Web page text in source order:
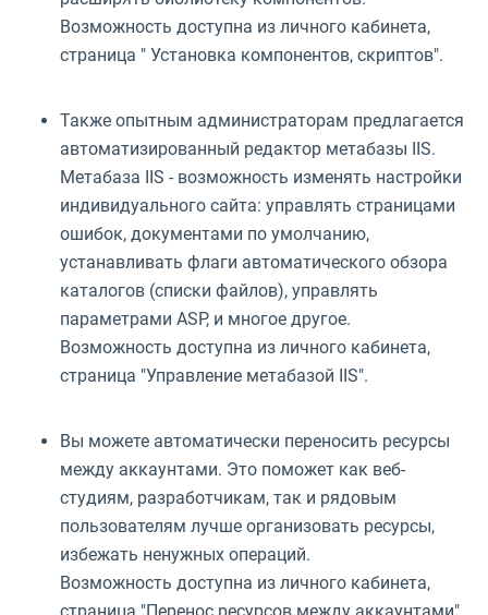
Возможность доступна из личного кабинета,
страница " Установка компонентов, скриптов".
Также опытным администраторам предлагается
автоматизированный редактор метабазы IIS.
Метабаза IIS - возможность изменять настройки
индивидуального сайта: управлять страницами
ошибок, документами по умолчанию,
устанавливать флаги автоматического обзора
каталогов (списки файлов), управлять
параметрами ASP, и многое другое.
Возможность доступна из личного кабинета,
страница "Управление метабазой IIS".
Вы можете автоматически переносить ресурсы
между аккаунтами. Это поможет как веб-
студиям, разработчикам, так и рядовым
пользователям лучше организовать ресурсы,
избежать ненужных операций.
Возможность доступна из личного кабинета,